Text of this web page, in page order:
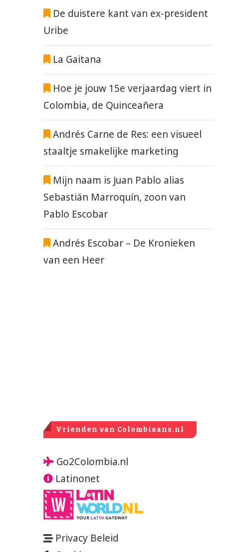
De duistere kant van ex-president
Uribe
La Gaitana
Hoe je jouw 15e verjaardag viert in
Colombia, de Quinceañera
Andrés Carne de Res: een visueel
staaltje smakelijke marketing
Mijn naam is Juan Pablo alias
Sebastián Marroquín, zoon van
Pablo Escobar
Andrés Escobar – De Kronieken
van een Heer
Vrienden van Colombiaans.nl
Go2Colombia.nl
Latinonet
Privacy Beleid